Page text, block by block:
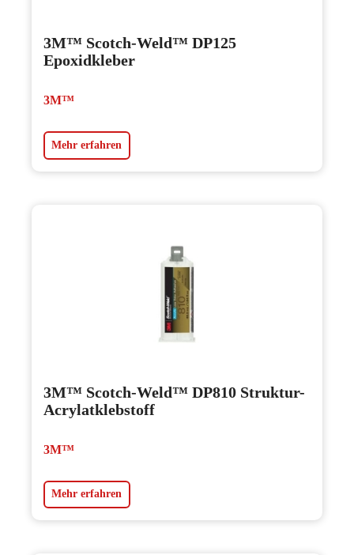
3M™ Scotch-Weld™ DP125
Epoxidkleber
3M™
Mehr erfahren
3M™ Scotch-Weld™ DP810 Struktur-
Acrylatklebstoff
3M™
Mehr erfahren